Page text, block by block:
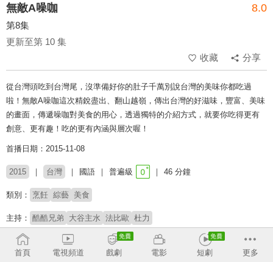
無敵A噪咖 8.0
第8集
更新至第 10 集
收藏
分享
從台灣頭吃到台灣尾，沒準備好你的肚子千萬別說台灣的美味你都吃過
啦！無敵A噪咖這次精銳盡出、翻山越嶺，傳出台灣的好滋味，豐富、美味
的畫面，傳遞噪咖對美食的用心，透過獨特的介紹方式，就要你吃得更有
創意、更有趣！吃的更有內涵與層次喔！
首播日期：2015-11-08
2015 台灣 國語 普遍級 46 分鐘
類別： 烹飪 綜藝 美食
主持： 酷酷兄弟 大谷主水 法比歐 杜力
首頁 電視頻道 戲劇 電影 短劇 更多